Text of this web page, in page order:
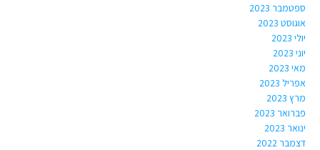
ספטמבר 2023
אוגוסט 2023
יולי 2023
יוני 2023
מאי 2023
אפריל 2023
מרץ 2023
פברואר 2023
ינואר 2023
דצמבר 2022